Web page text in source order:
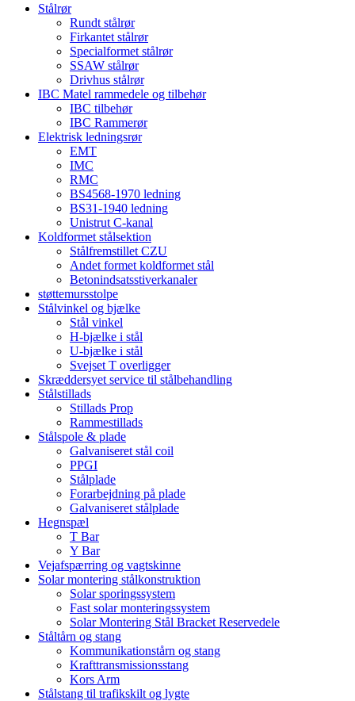
Stålrør
Rundt stålrør
Firkantet stålrør
Specialformet stålrør
SSAW stålrør
Drivhus stålrør
IBC Matel rammedele og tilbehør
IBC tilbehør
IBC Rammerør
Elektrisk ledningsrør
EMT
IMC
RMC
BS4568-1970 ledning
BS31-1940 ledning
Unistrut C-kanal
Koldformet stålsektion
Stålfremstillet CZU
Andet formet koldformet stål
Betonindsatsstiverkanaler
støttemursstolpe
Stålvinkel og bjælke
Stål vinkel
H-bjælke i stål
U-bjælke i stål
Svejset T overligger
Skræddersyet service til stålbehandling
Stålstillads
Stillads Prop
Rammestillads
Stålspole & plade
Galvaniseret stål coil
PPGI
Stålplade
Forarbejdning på plade
Galvaniseret stålplade
Hegnspæl
T Bar
Y Bar
Vejafspærring og vagtskinne
Solar montering stålkonstruktion
Solar sporingssystem
Fast solar monteringssystem
Solar Montering Stål Bracket Reservedele
Ståltårn og stang
Kommunikationstårn og stang
Krafttransmissionsstang
Kors Arm
Stålstang til trafikskilt og lygte